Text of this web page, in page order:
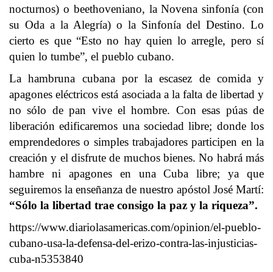
nocturnos) o beethoveniano, la Novena sinfonía (con
su Oda a la Alegría) o la Sinfonía del Destino. Lo
cierto es que “Esto no hay quien lo arregle, pero sí
quien lo tumbe”, el pueblo cubano.
La hambruna cubana por la escasez de comida y
apagones eléctricos está asociada a la falta de libertad y
no sólo de pan vive el hombre. Con esas púas de
liberación edificaremos una sociedad libre; donde los
emprendedores o simples trabajadores participen en la
creación y el disfrute de muchos bienes. No habrá más
hambre ni apagones en una Cuba libre; ya que
seguiremos la enseñanza de nuestro apóstol José Martí:
“Sólo la libertad trae consigo la paz y la riqueza”.
https://www.diariolasamericas.com/opinion/el-pueblo-
cubano-usa-la-defensa-del-erizo-contra-las-injusticias-
cuba-n5353840